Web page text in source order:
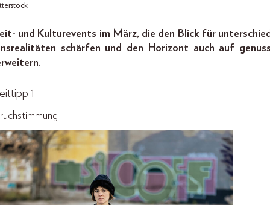
und Kulturevents im März, die den Blick für
schärfen und den Horizont auch auf
1